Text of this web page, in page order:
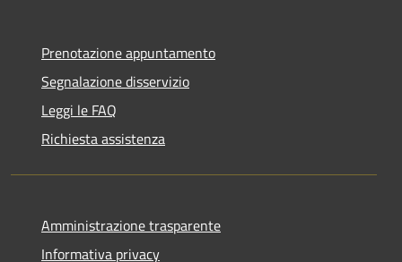
Prenotazione appuntamento
Segnalazione disservizio
Leggi le FAQ
Richiesta assistenza
Amministrazione trasparente
Informativa privacy